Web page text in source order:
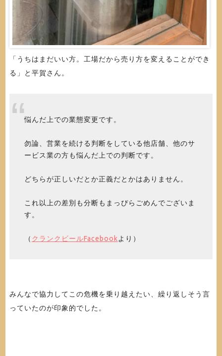
「うちはまだいい方。工場だから売り方を変えることができ
る」と平賀さん。
悩んだ上での業態変更です。
勿論、営業を続ける判断をしている他店舗、他のサ
ービス業の方も悩んだ上での判断です。
どちらが正しいだとか正義だとかはありません。
これ以上の差別も分断もまっぴらごめんでございま
す。
（ クランクビールFacebookより）
みんなで協力してこの危機を乗り越えたい、繰り返しそう言
っていたのが印象的でした。